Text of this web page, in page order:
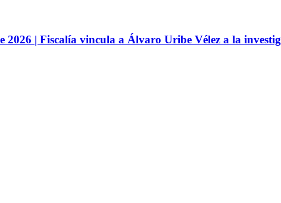
2026 | Fiscalía vincula a Álvaro Uribe Vélez a la